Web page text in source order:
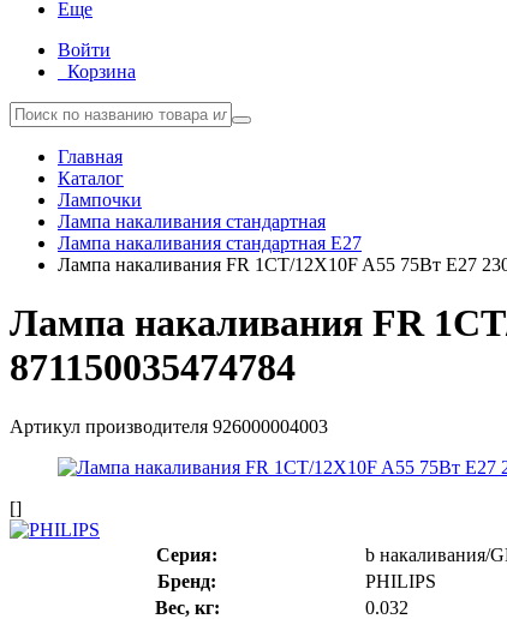
Еще
Войти
Корзина
Главная
Каталог
Лампочки
Лампа накаливания стандартная
Лампа накаливания стандартная E27
Лампа накаливания FR 1CT/12X10F A55 75Вт E27
Лампа накаливания FR
871150035474784
Артикул производителя 926000004003
[]
Серия:
b накаливания/
Бренд:
PHILIPS
Вес, кг:
0.032